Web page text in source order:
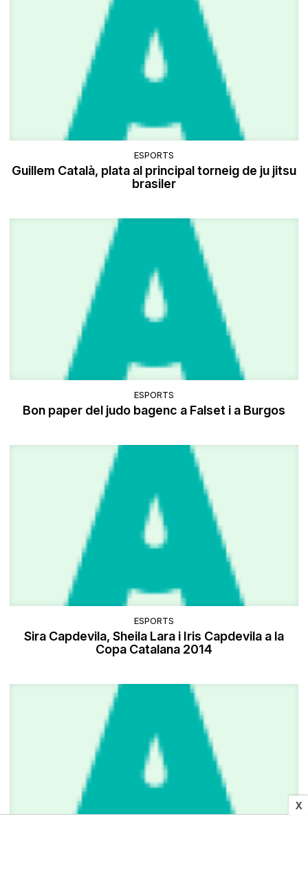
X
ESPORTS
Guillem Català, plata al principal torneig de ju jitsu
brasiler
ESPORTS
Bon paper del judo bagenc a Falset i a Burgos
ESPORTS
Sira Capdevila, Sheila Lara i Iris Capdevila a la
Copa Catalana 2014